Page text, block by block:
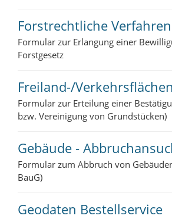
Forstrechtliche Verfahren
Formular zur Erlangung einer
Forstgesetz
Freiland-/
Formular zur Erteilung einer
bzw. Vereinigung von Grundstücken)
Gebäude -
Formular zum Abbruch von
BauG)
Geodaten Bestellservice